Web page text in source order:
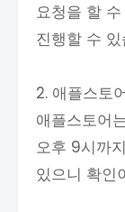
요청을 할
진행할 수
2. 애플스토
애플스토어
오후 9시까
있으니 확인